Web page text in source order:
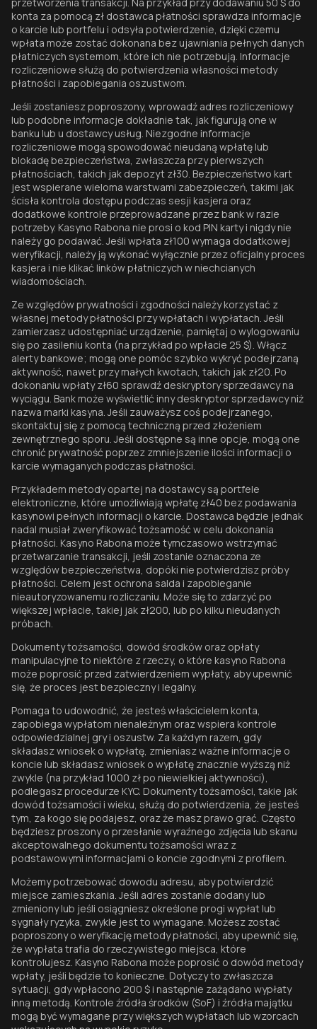
konta za pomocą zł dostawca płatności sprawdza informacje
o karcie lub portfelu i odsyła potwierdzenie, dzięki czemu
wpłata może zostać dokonana bez ujawniania pełnych danych
płatniczych systemom, które ich nie potrzebują. Informacje
rozliczeniowe służą do potwierdzenia własności metody
płatności i zapobiegania oszustwom.
Jeśli zostaniesz poproszony, wprowadź adres rozliczeniowy
lub podobne informacje dokładnie tak, jak figurują one w
banku lub u dostawcy usług. Niezgodne informacje
rozliczeniowe mogą spowodować nieudaną wpłatę lub
blokadę bezpieczeństwa, zwłaszcza przy pierwszych
płatnościach, takich jak depozyt zł30. Bezpieczeństwo kart
jest wspierane wieloma warstwami zabezpieczeń, takimi jak
ścisła kontrola dostępu podczas sesji kasjera oraz
dodatkowe kontrole przeprowadzane przez bank w razie
potrzeby. Kasyno Rabona nie prosi o kod PIN karty i nigdy nie
należy go podawać. Jeśli wpłata zł100 wymaga dodatkowej
weryfikacji, należy ją wykonać wyłącznie przez oficjalny proces
kasjera i nie klikać linków płatniczych w niechcianych
wiadomościach.
Ze względów prywatności i zgodności należy korzystać z
własnej metody płatności przy wpłatach i wypłatach. Jeśli
zamierzasz udostępniać urządzenie, pamiętaj o wylogowaniu
się po zasileniu konta (na przykład po wpłacie 25 $). Włącz
alerty bankowe; mogą one pomóc szybko wykryć podejrzaną
aktywność, nawet przy małych kwotach, takich jak zł20. Po
dokonaniu wpłaty zł60 sprawdź deskryptory sprzedawcy na
wyciągu. Bank może wyświetlić inny deskryptor sprzedawcy niż
nazwa marki kasyna. Jeśli zauważysz coś podejrzanego,
skontaktuj się z pomocą techniczną przed złożeniem
zewnętrznego sporu. Jeśli dostępne są inne opcje, mogą one
chronić prywatność poprzez zmniejszenie ilości informacji o
karcie wymaganych podczas płatności.
Przykładem metody opartej na dostawcy są portfele
elektroniczne, które umożliwiają wpłatę zł40 bez podawania
kasynowi pełnych informacji o karcie. Dostawca będzie jednak
nadal musiał zweryfikować tożsamość w celu dokonania
płatności. Kasyno Rabona może tymczasowo wstrzymać
przetwarzanie transakcji, jeśli zostanie oznaczona ze
względów bezpieczeństwa, dopóki nie potwierdzisz próby
płatności. Celem jest ochrona salda i zapobieganie
nieautoryzowanemu rozliczaniu. Może się to zdarzyć po
większej wpłacie, takiej jak zł200, lub po kilku nieudanych
próbach.
Dokumenty tożsamości, dowód środków oraz opłaty
manipulacyjne to niektóre z rzeczy, o które kasyno Rabona
może poprosić przed zatwierdzeniem wypłaty, aby upewnić
się, że proces jest bezpieczny i legalny.
Pomaga to udowodnić, że jesteś właścicielem konta,
zapobiega wypłatom nienależnym oraz wspiera kontrole
odpowiedzialnej gry i oszustw. Za każdym razem, gdy
składasz wniosek o wypłatę, zmieniasz ważne informacje o
koncie lub składasz wniosek o wypłatę znacznie wyższą niż
zwykle (na przykład 1000 zł po niewielkiej aktywności),
podlegasz procedurze KYC. Dokumenty tożsamości, takie jak
dowód tożsamości i wieku, służą do potwierdzenia, że jesteś
tym, za kogo się podajesz, oraz że masz prawo grać. Często
będziesz proszony o przesłanie wyraźnego zdjęcia lub skanu
akceptowalnego dokumentu tożsamości wraz z
podstawowymi informacjami o koncie zgodnymi z profilem.
Możemy potrzebować dowodu adresu, aby potwierdzić
miejsce zamieszkania. Jeśli adres zostanie dodany lub
zmieniony lub jeśli osiągniesz określone progi wypłat lub
sygnały ryzyka, zwykle jest to wymagane. Możesz zostać
poproszony o weryfikację metody płatności, aby upewnić się,
że wypłata trafia do rzeczywistego miejsca, które
kontrolujesz. Kasyno Rabona może poprosić o dowód metody
wpłaty, jeśli będzie to konieczne. Dotyczy to zwłaszcza
sytuacji, gdy wpłacono 200 $ i następnie zażądano wypłaty
inną metodą. Kontrole źródła środków (SoF) i źródła majątku
mogą być wymagane przy większych wypłatach lub wzorcach